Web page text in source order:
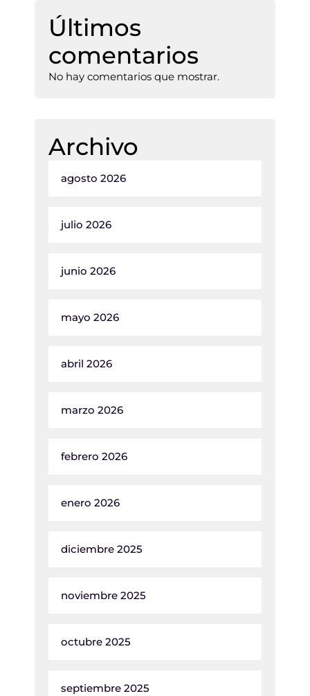
Últimos
comentarios
No hay comentarios que mostrar.
Archivo
agosto 2026
julio 2026
junio 2026
mayo 2026
abril 2026
marzo 2026
febrero 2026
enero 2026
diciembre 2025
noviembre 2025
octubre 2025
septiembre 2025